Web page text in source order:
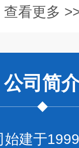
查看更多
公司 简
建于1999